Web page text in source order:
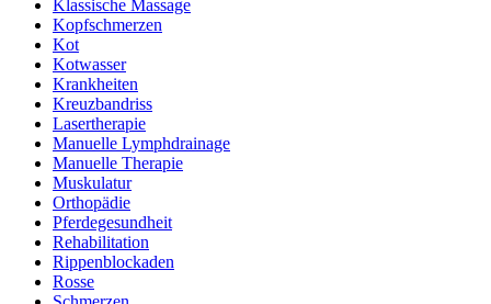
Klassische Massage
Kopfschmerzen
Kot
Kotwasser
Krankheiten
Kreuzbandriss
Lasertherapie
Manuelle Lymphdrainage
Manuelle Therapie
Muskulatur
Orthopädie
Pferdegesundheit
Rehabilitation
Rippenblockaden
Rosse